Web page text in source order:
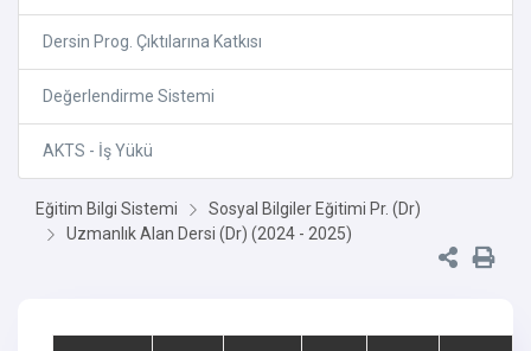
Dersin Prog. Çıktılarına Katkısı
Değerlendirme Sistemi
AKTS - İş Yükü
Eğitim Bilgi Sistemi
Sosyal Bilgiler Eğitimi Pr. (Dr)
Uzmanlık Alan Dersi (Dr) (2024 - 2025)